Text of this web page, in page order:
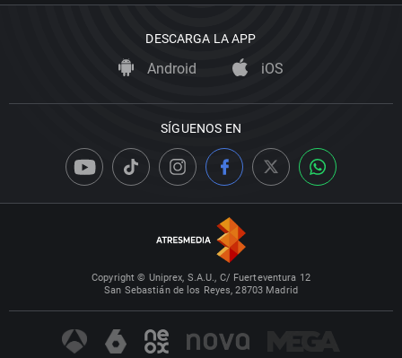
DESCARGA LA APP
Android iOS
SÍGUENOS EN
Copyright © Uniprex, S.A.U., C/ Fuerteventura 12
San Sebastián de los Reyes, 28703 Madrid